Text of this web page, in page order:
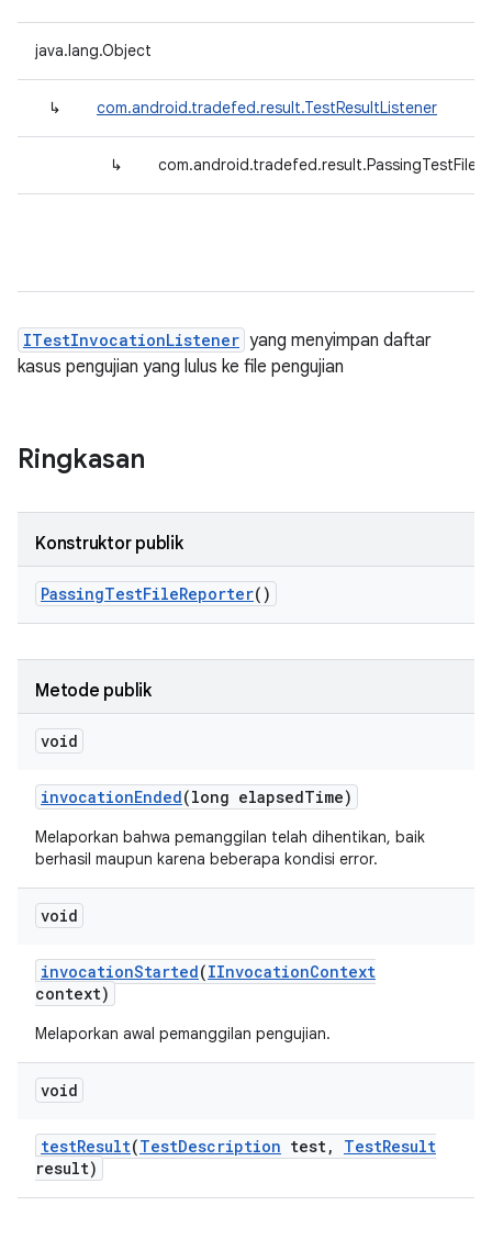
java.lang.Object
↳ com.android.tradefed.result.TestResultListener
↳
ITestInvocationListener yang menyimpan daftar
kasus pengujian yang lulus ke file pengujian
Ringkasan
Konstruktor publik
PassingTestFileReporter()
Metode publik
void
invocationEnded(long elapsedTime)
Melaporkan bahwa pemanggilan telah dihentikan, baik
berhasil maupun karena beberapa kondisi error.
void
invocationStarted(IInvocationContext
context)
Melaporkan awal pemanggilan pengujian.
void
testResult(TestDescription test, TestResult
result)